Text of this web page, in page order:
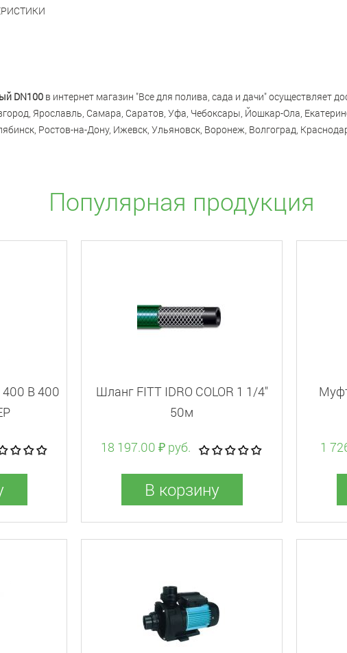
DN100в интернет магазин "Все для полива, сада и дачи" осуществляет
Ярославль, Самара, Саратов, Уфа, Чебоксары, Йошкар-Ола,
Ростов-на-Дону, Ижевск, Ульяновск, Воронеж, Волгоград,
Популярная продукция
400 B 400
Шланг FITT IDRO COLOR 1 1/4"
50м
18 197.00 ₽ руб.
В корзину
1